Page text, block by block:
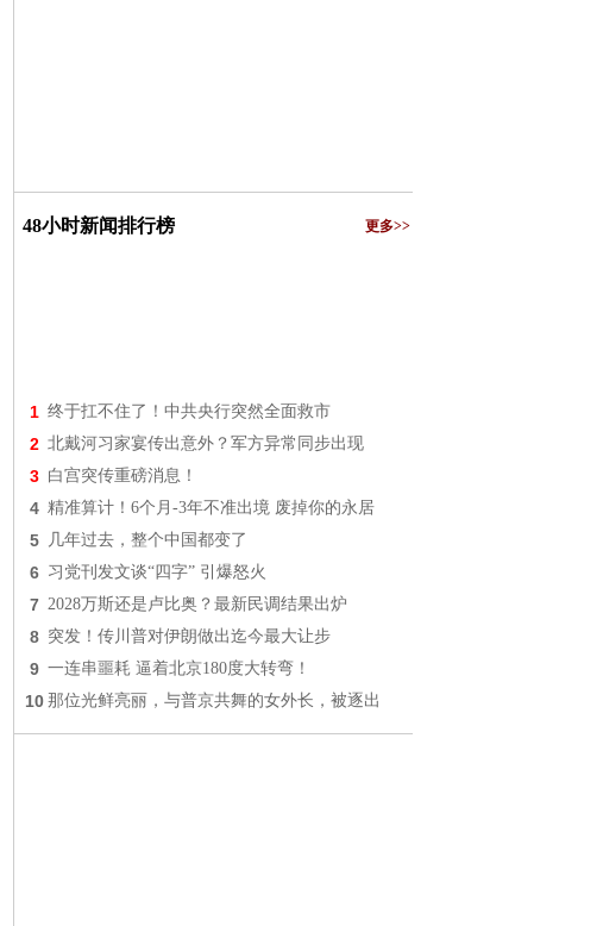
48小时新闻排行榜 更多>>
1 终于扛不住了！中共央行突然全面救市
2 北戴河习家宴传出意外？军方异常同步出现
3 白宫突传重磅消息！
4 精准算计！6个月-3年不准出境 废掉你的永居
5 几年过去，整个中国都变了
6 习党刊发文谈“四字” 引爆怒火
7 2028万斯还是卢比奥？最新民调结果出炉
8 突发！传川普对伊朗做出迄今最大让步
9 一连串噩耗 逼着北京180度大转弯！
10 那位光鲜亮丽，与普京共舞的女外长，被逐出